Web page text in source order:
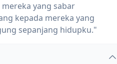
yang sabar
kepada mereka yang
sepanjang hidupku."